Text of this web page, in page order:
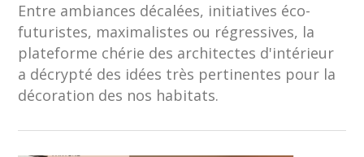
Entre ambiances décalées, initiatives éco-
futuristes, maximalistes ou régressives, la
plateforme chérie des architectes d'intérieur
a décrypté des idées très pertinentes pour la
décoration des nos habitats.